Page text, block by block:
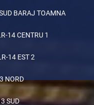
BARAJ TOAMNA
14 CENTRU 1
14 EST 2
NORD
SUD